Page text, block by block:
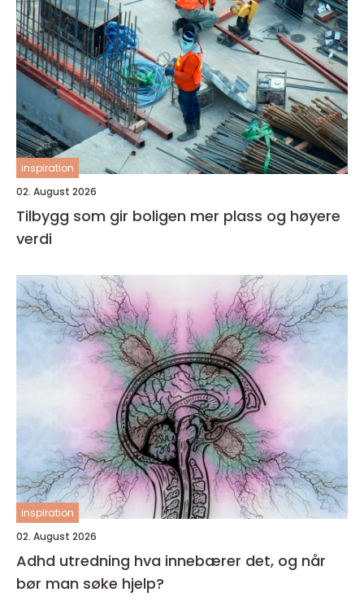
inspiration
02. August 2026
Tilbygg som gir boligen mer plass og høyere
verdi
inspiration
02. August 2026
Adhd utredning hva innebærer det, og når
bør man søke hjelp?